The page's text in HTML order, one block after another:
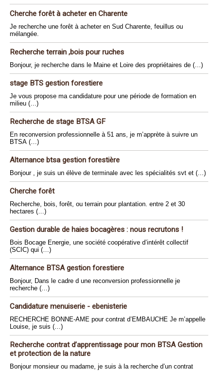
Cherche forêt à acheter en Charente
Je recherche une forêt à acheter en Sud Charente, feuillus ou
mélangée.
Recherche terrain ,bois pour ruches
Bonjour, je recherche dans le Maine et Loire des propriétaires de (…)
stage BTS gestion forestiere
Je vous propose ma candidature pour une période de formation en
milieu (…)
Recherche de stage BTSA GF
En reconversion professionnelle à 51 ans, je m’apprète à suivre un
BTSA (…)
Alternance btsa gestion forestière
Bonjour , je suis un élève de terminale avec les spécialités svt et (…)
Cherche forêt
Recherche, bois, forêt, ou terrain pour plantation. entre 2 et 30
hectares (…)
Gestion durable de haies bocagères : nous recrutons !
Bois Bocage Energie, une société coopérative d’intérêt collectif
(SCIC) qui (…)
Alternance BTSA gestion forestiere
Bonjour, Dans le cadre d une reconversion professionnelle je
recherche (…)
Candidature menuiserie - ebenisterie
RECHERCHE BONNE-AME pour contrat d’EMBAUCHE Je m’appelle
Louise, je suis (…)
Recherche contrat d’apprentissage pour mon BTSA Gestion
et protection de la nature
Bonjour monsieur ou madame, je suis à la recherche d’un contrat